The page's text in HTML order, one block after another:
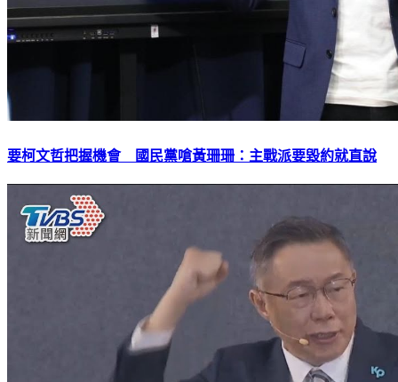
要柯文哲把握機會 國民黨嗆黃珊珊：主戰派要毀約就直說